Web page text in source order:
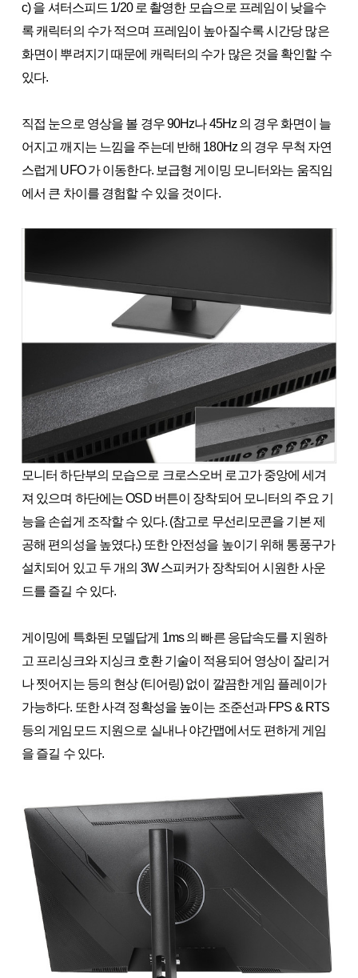
c) 을 셔터스피드 1/20 로 촬영한 모습으로 프레임이 낮을수
록 캐릭터의 수가 적으며 프레임이 높아질수록 시간당 많은
화면이 뿌려지기 때문에 캐릭터의 수가 많은 것을 확인할 수
있다.
직접 눈으로 영상을 볼 경우 90Hz나 45Hz 의 경우 화면이 늘
어지고 깨지는 느낌을 주는데 반해 180Hz 의 경우 무척 자연
스럽게 UFO 가 이동한다. 보급형 게이밍 모니터와는 움직임
에서 큰 차이를 경험할 수 있을 것이다.
모니터 하단부의 모습으로 크로스오버 로고가 중앙에 세겨
져 있으며 하단에는 OSD 버튼이 장착되어 모니터의 주요 기
능을 손쉽게 조작할 수 있다. (참고로 무선리모콘을 기본 제
공해 편의성을 높였다.) 또한 안전성을 높이기 위해 통풍구가
설치되어 있고 두 개의 3W 스피커가 장착되어 시원한 사운
드를 즐길 수 있다.
게이밍에 특화된 모델답게 1ms 의 빠른 응답속도를 지원하
고 프리싱크와 지싱크 호환 기술이 적용되어 영상이 잘리거
나 찟어지는 등의 현상 (티어링) 없이 깔끔한 게임 플레이가
가능하다. 또한 사격 정확성을 높이는 조준선과 FPS & RTS
등의 게임모드 지원으로 실내나 야간맵에서도 편하게 게임
을 즐길 수 있다.